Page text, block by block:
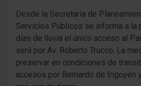
Desde la Secretaría de
Servicios Públicos se informa a la
días de lluvia el único acceso al
será por Av. Roberto Trucco. La
preservar en condiciones de
accesos por Bernardo de Irigoyen